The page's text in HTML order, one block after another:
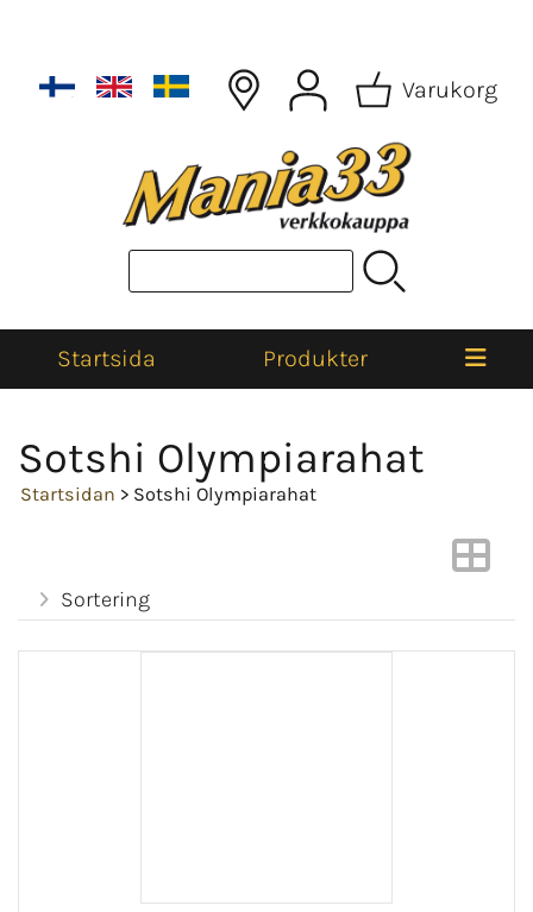
Varukorg
Startsida Produkter
Sotshi Olympiarahat
Startsidan > Sotshi Olympiarahat
Sortering